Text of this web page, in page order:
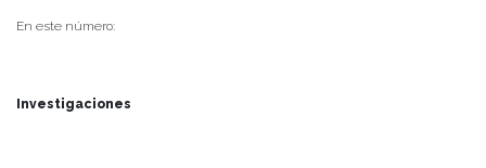
En este número:
Investigaciones